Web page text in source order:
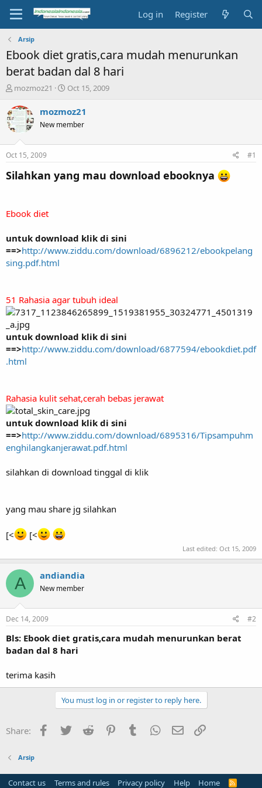
Log in Register
Arsip
Ebook diet gratis,cara mudah menurunkan
berat badan dal 8 hari
T
r
e
a
s
t
a
r
r
mozmoz21
S
a
t
e
Oct 15, 2009
mozmoz21
New member
Oct 15, 2009 #1
Silahkan yang mau download ebooknya
Ebook diet
untuk download klik di sini
==>http://www.ziddu.com/download/6896212/ebookpelang
sing.pdf.html
51 Rahasia agar tubuh ideal
untuk download klik di sini
==>http://www.ziddu.com/download/6877594/ebookdiet.pdf
.html
Rahasia kulit sehat,cerah bebas jerawat
untuk download klik di sini
==>http://www.ziddu.com/download/6895316/Tipsampuhm
enghilangkanjerawat.pdf.html
silahkan di download tinggal di klik
yang mau share jg silahkan
[< [<
Last edited: Oct 15, 2009
A andiandia
New member
Dec 14, 2009 #2
Bls: Ebook diet gratis,cara mudah menurunkan berat
badan dal 8 hari
terima kasih
You must log in or register to reply here.
Share: Facebook
Twitter Reddit PinterestTumblr WhatsApp
Email
Arsip
Contact us Terms and rules Privacy policy Help Home
R